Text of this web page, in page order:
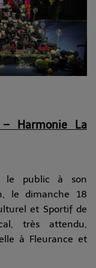
Harmonie La
le public à son
le dimanche 18
et Sportif de
très attendu,
à Fleurance et